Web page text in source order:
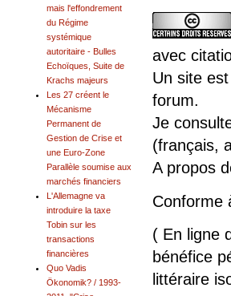
avec
Un site
forum.
Je
(français,
A propos
Conforme
( En ligne
bénéfice
littéraire
mais l'effondrement
du Régime
systémique
autoritaire - Bulles
Echoïques, Suite de
Krachs majeurs
Les 27 créent le
Mécanisme
Permanent de
Gestion de Crise et
une Euro-Zone
Parallèle soumise aux
marchés financiers
L'Allemagne va
introduire la taxe
Tobin sur les
transactions
financières
Quo Vadis
Ökonomik? / 1993-